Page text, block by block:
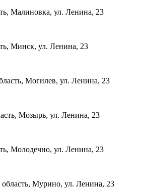
Малиновка, ул. Ленина, 23
Минск, ул. Ленина, 23
Могилев, ул. Ленина, 23
Мозырь, ул. Ленина, 23
Молодечно, ул. Ленина, 23
область, Мурино, ул. Ленина, 23